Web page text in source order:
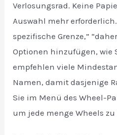
Verlosungsrad. Keine
Auswahl mehr
spezifische Grenze,”
Optionen hinzufügen, wie
empfehlen viele
Namen, damit dasjenige
Sie im Menü des Wheel-
um jede menge Wheels